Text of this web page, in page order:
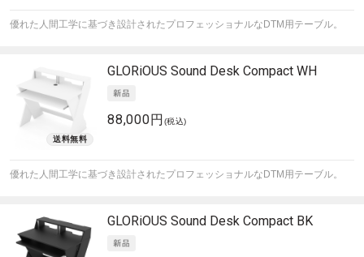
優れた人間工学に基づき設計されたプロフェッショナルなDTM用テーブル。
GLORiOUS Sound Desk Compact WH
88,000円 (税込)
優れた人間工学に基づき設計されたプロフェッショナルなDTM用テーブル。
GLORiOUS Sound Desk Compact BK